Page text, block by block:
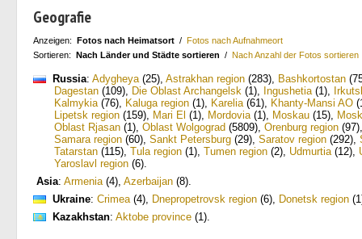
Geografie
Anzeigen: Fotos nach Heimatsort / Fotos nach Aufnahmeort
Sortieren: Nach Länder und Städte sortieren / Nach Anzahl der Fotos sortieren
Russia: Adygheya(25), Astrakhan region (283), Bashkortostan
Dagestan (109), Die Oblast Archangelsk (1), Ingushetia(1),
Kalmykia(76), Kaluga region (1), Karelia(61), Khanty-Mansi AO
Lipetsk region (159), Mari El (1), Mordovia(1), Moskau (15),
Oblast Rjasan (1), Oblast Wolgograd (5809), Orenburg region (97)
Samara region (60), Sankt Petersburg (29), Saratov region (292),
Tatarstan (115), Tula region (1), Tumen region (2), Udmurtia(12),
Yaroslavl region (6).
Asia: Armenia(4), Azerbaijan (8).
Ukraine: Crimea(4), Dnepropetrovsk region (6), Donetsk region
Kazakhstan: Aktobe province (1).